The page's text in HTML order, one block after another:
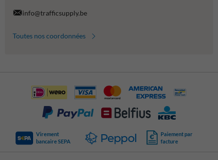
info@trafficsupply.be
Toutes nos coordonnées
Virement
bancaire SEPA
Paiement par
facture